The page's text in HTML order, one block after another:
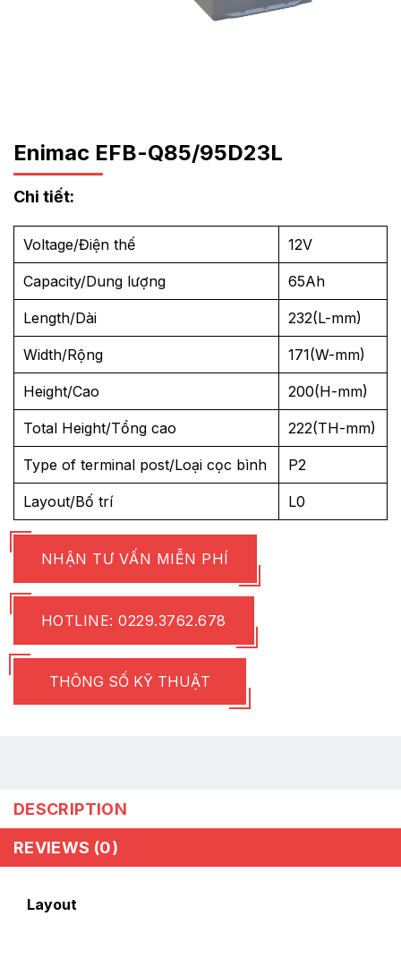
Enimac EFB-Q85/95D23L
Chi tiết:
Voltage/Điện thế 12V
Capacity/Dung lượng 65Ah
Length/Dài 232(L-mm)
Width/Rộng 171(W-mm)
Height/Cao 200(H-mm)
Total Height/Tổng cao 222(TH-mm)
Type of terminal post/Loại cọc bình P2
Layout/Bố trí L0
NHẬN TƯ VẤN MIỄN PHÍ
HOTLINE: 0229.3762.678
THÔNG SỐ KỸ THUẬT
DESCRIPTION
REVIEWS (0)
Layout